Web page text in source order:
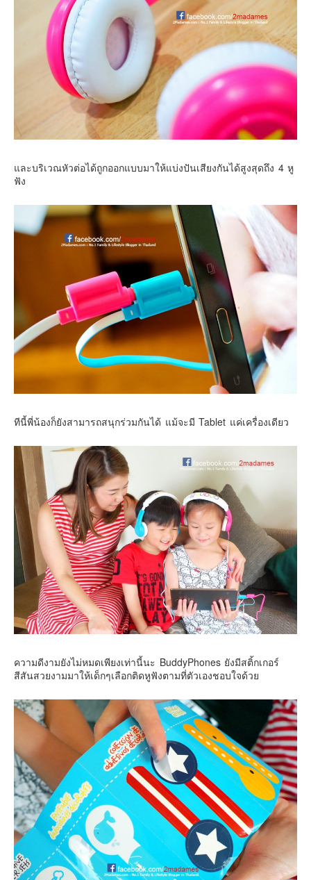
และบริเวณหัวต่อได้ถูกออกแบบมาให้แบ่งปันเสียงกันได้สูงสุดถึง 4 หู
ฟัง
ทีนี้พี่น้องก็ยังสามารถสนุกร่วมกันได้ แม้จะมี Tablet แค่เครื่องเดียว
ความดีงามยังไม่หมดเพียงเท่านี้นะ BuddyPhones ยังมีสติ้กเกอร์
สีสันสวยงามมาให้เด็กๆเลือกติดหูฟังตามที่ตัวเองชอบใจด้วย